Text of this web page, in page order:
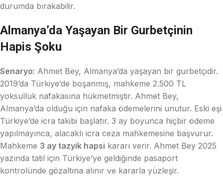
durumda bırakabilir.
Almanya’da Yaşayan Bir Gurbetçinin
Hapis Şoku
Senaryo: Ahmet Bey, Almanya’da yaşayan bir gurbetçidir.
2019’da Türkiye’de boşanmış, mahkeme 2.500 TL
yoksulluk nafakasına hükmetmiştir. Ahmet Bey,
Almanya’da olduğu için nafaka ödemelerini unutur. Eski eşi
Türkiye’de icra takibi başlatır. 3 ay boyunca hiçbir ödeme
yapılmayınca, alacaklı icra ceza mahkemesine başvurur.
Mahkeme 3 ay tazyik hapsi kararı verir. Ahmet Bey 2025
yazında tatil için Türkiye’ye geldiğinde pasaport
kontrolünde gözaltına alınır ve kararla yüzleşir.